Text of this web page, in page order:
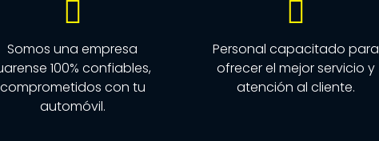
Somos una empresa
100% confiables,
comprometidos con tu
automóvil.
Personal capacitado para
ofrecer el mejor servicio y
atención al cliente.